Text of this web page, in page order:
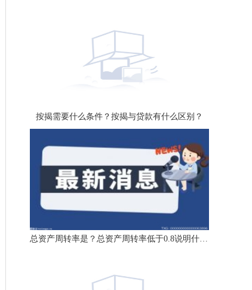
按揭需要什么条件？按揭与贷款有什么区别？
总资产周转率是？总资产周转率低于0.8说明什么？